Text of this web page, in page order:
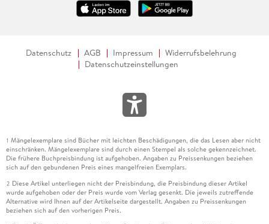
Datenschutz AGB Impressum
Widerrufsbelehrung
Datenschutzeinstellungen
1 Mängelexemplare sind Bücher mit leichten Beschädigungen, die das Lesen aber nicht
einschränken. Mängelexemplare sind durch einen Stempel als solche gekennzeichnet.
Die frühere Buchpreisbindung ist aufgehoben. Angaben zu Preissenkungen beziehen
sich auf den gebundenen Preis eines mangelfreien Exemplars.
2 Diese Artikel unterliegen nicht der Preisbindung, die Preisbindung dieser Artikel
wurde aufgehoben oder der Preis wurde vom Verlag gesenkt. Die jeweils zutreffende
Alternative wird Ihnen auf der Artikelseite dargestellt. Angaben zu Preissenkungen
beziehen sich auf den vorherigen Preis.